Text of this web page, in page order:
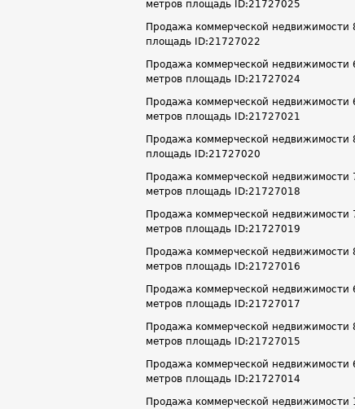
метров площадь ID:21727025
Продажа коммерческой недвижимости
площадь ID:21727022
Продажа коммерческой недвижимости
метров площадь ID:21727024
Продажа коммерческой недвижимости
метров площадь ID:21727021
Продажа коммерческой недвижимости
площадь ID:21727020
Продажа коммерческой недвижимости
метров площадь ID:21727018
Продажа коммерческой недвижимости
метров площадь ID:21727019
Продажа коммерческой недвижимости
метров площадь ID:21727016
Продажа коммерческой недвижимости
метров площадь ID:21727017
Продажа коммерческой недвижимости
метров площадь ID:21727015
Продажа коммерческой недвижимости
метров площадь ID:21727014
Продажа коммерческой недвижимости